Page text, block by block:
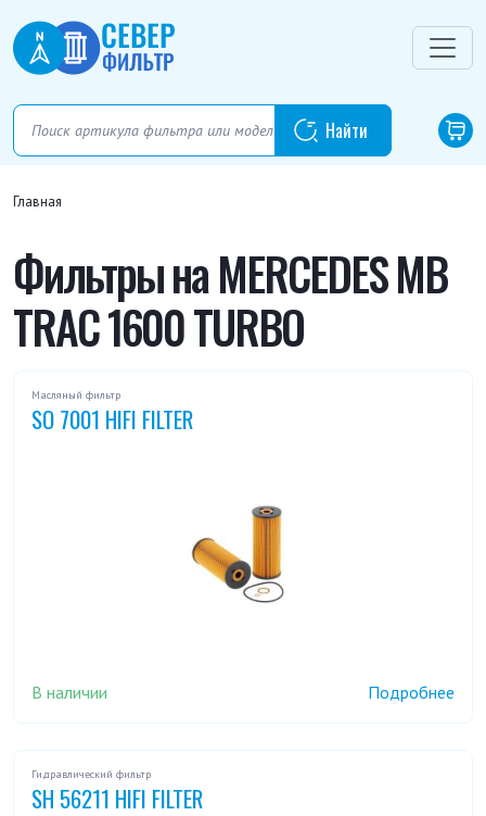
Главная
Фильтры на MERCEDES MB
TRAC 1600 TURBO
Масляный фильтр
SO 7001 HIFI FILTER
В наличии Подробнее
Гидравлический фильтр
SH 56211 HIFI FILTER